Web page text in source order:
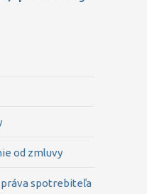
od zmluvy
spotrebiteľa